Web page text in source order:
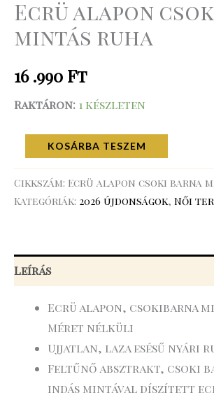
Ecrü alapon
mintás ruha
16 .990 Ft
Raktáron: 1 készleten
KOSÁRBA TESZEM
Cikkszám: Ecrü alapon csoki barna
Kategóriák: 2026 újdonságok, Női
Leírás
Ecrü alapon, csokibarna
Méret nélküli
Ujjatlan, laza esésű nyári
Feltűnő absztrakt, csoki
indás mintával díszített